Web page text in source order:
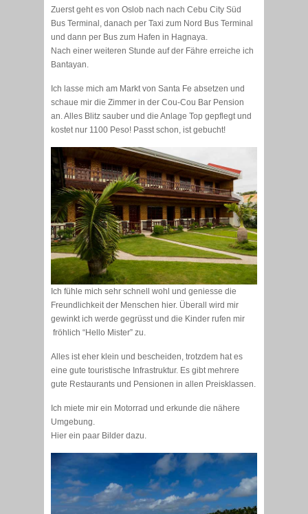
Zuerst geht es von Oslob nach nach Cebu City Süd
Bus Terminal, danach per Taxi zum Nord Bus Terminal
und dann per Bus zum Hafen in Hagnaya.
Nach einer weiteren Stunde auf der Fähre erreiche ich
Bantayan.
Ich lasse mich am Markt von Santa Fe absetzen und
schaue mir die Zimmer in der Cou-Cou Bar Pension
an. Alles Blitz sauber und die Anlage Top gepflegt und
kostet nur 1100 Peso! Passt schon, ist gebucht!
Ich fühle mich sehr schnell wohl und geniesse die
Freundlichkeit der Menschen hier. Überall wird mir
gewinkt ich werde gegrüsst und die Kinder rufen mir
fröhlich “Hello Mister” zu.
Alles ist eher klein und bescheiden, trotzdem hat es
eine gute touristische Infrastruktur. Es gibt mehrere
gute Restaurants und Pensionen in allen Preisklassen.
Ich miete mir ein Motorrad und erkunde die nähere
Umgebung.
Hier ein paar Bilder dazu.